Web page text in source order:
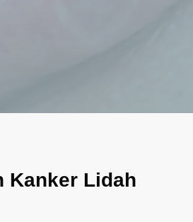
Kanker Lidah